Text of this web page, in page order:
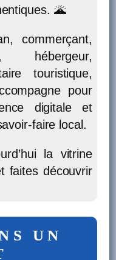
🌋
commerçant,
hébergeur,
touristique,
pour
digitale et
faire local.
la vitrine
faites découvrir
UN